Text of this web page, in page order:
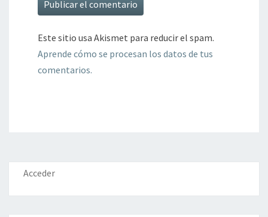
Este sitio usa Akismet para reducir el spam.
Aprende cómo se procesan los datos de tus
comentarios.
Acceder